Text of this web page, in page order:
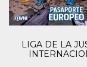
LIGA DE LA